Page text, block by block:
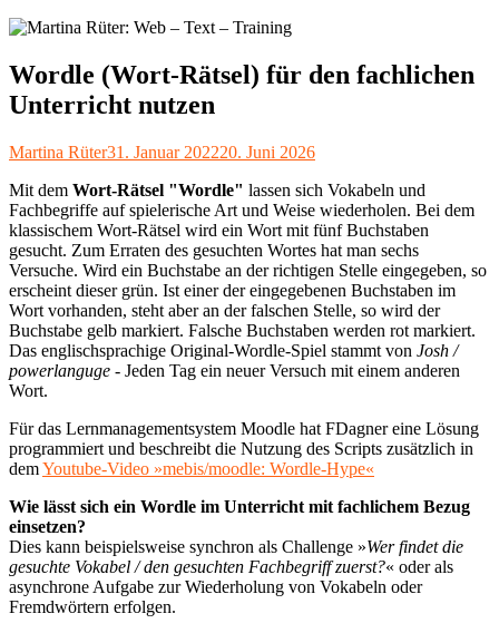
Wordle (Wort-Rätsel) für den fachlichen
Unterricht nutzen
Autor
Martina RüterVeröffentlicht
31. Januar 202220. Juni 2026
Mit dem Wort-Rätsel "Wordle" lassen sich Vokabeln und
Fachbegriffe auf spielerische Art und Weise wiederholen. Bei dem
klassischem Wort-Rätsel wird ein Wort mit fünf Buchstaben
gesucht. Zum Erraten des gesuchten Wortes hat man sechs
Versuche. Wird ein Buchstabe an der richtigen Stelle eingegeben, so
erscheint dieser grün. Ist einer der eingegebenen Buchstaben im
Wort vorhanden, steht aber an der falschen Stelle, so wird der
Buchstabe gelb markiert. Falsche Buchstaben werden rot markiert.
Das englischsprachige Original-Wordle-Spiel stammt von Josh /
powerlanguge - Jeden Tag ein neuer Versuch mit einem anderen
Wort.
Für das Lernmanagementsystem Moodle hat FDagner eine Lösung
programmiert und beschreibt die Nutzung des Scripts zusätzlich in
demYoutube-Video »mebis/moodle: Wordle-Hype«
Wie lässt sich ein Wordle im Unterricht mit fachlichem Bezug
einsetzen?
Dies kann beispielsweise synchron als Challenge »Wer findet die
gesuchte Vokabel / den gesuchten Fachbegriff zuerst?« oder als
asynchrone Aufgabe zur Wiederholung von Vokabeln oder
Fremdwörtern erfolgen.